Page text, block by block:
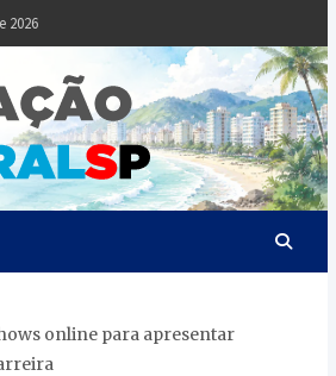
2026
Litoral
Notícias da
Baixada Santista
online para apresentar